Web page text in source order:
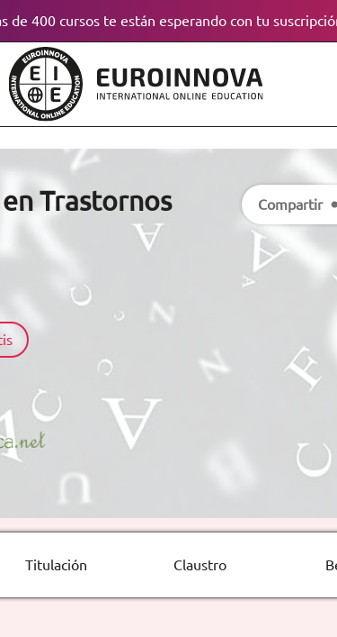
de 400 cursos te están esperando con tu
Trastornos
Compartir
Titulación Claustro